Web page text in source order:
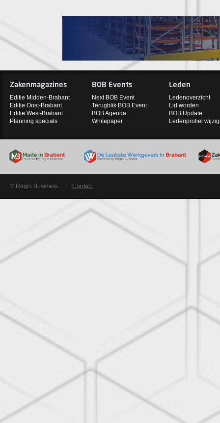
Zakenmagazines
Editie Midden-Brabant
Editie Oost-Brabant
Editie West-Brabant
Planning specials
BOB Events
Next BOB Event
Terugblik BOB Event
BOB Agenda
Whitepaper
Leden
Ledenoverzicht
Lid worden
BOB Update
Ledenprofiel
© Regio Business | Contact